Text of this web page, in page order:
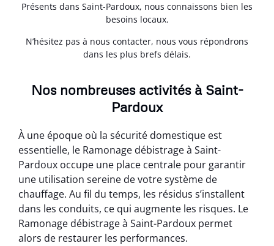
Présents dans Saint-Pardoux, nous connaissons bien les
besoins locaux.
N’hésitez pas à nous contacter, nous vous répondrons
dans les plus brefs délais.
Nos nombreuses activités à Saint-
Pardoux
À une époque où la sécurité domestique est
essentielle, le Ramonage débistrage à Saint-
Pardoux occupe une place centrale pour garantir
une utilisation sereine de votre système de
chauffage. Au fil du temps, les résidus s’installent
dans les conduits, ce qui augmente les risques. Le
Ramonage débistrage à Saint-Pardoux permet
alors de restaurer les performances.